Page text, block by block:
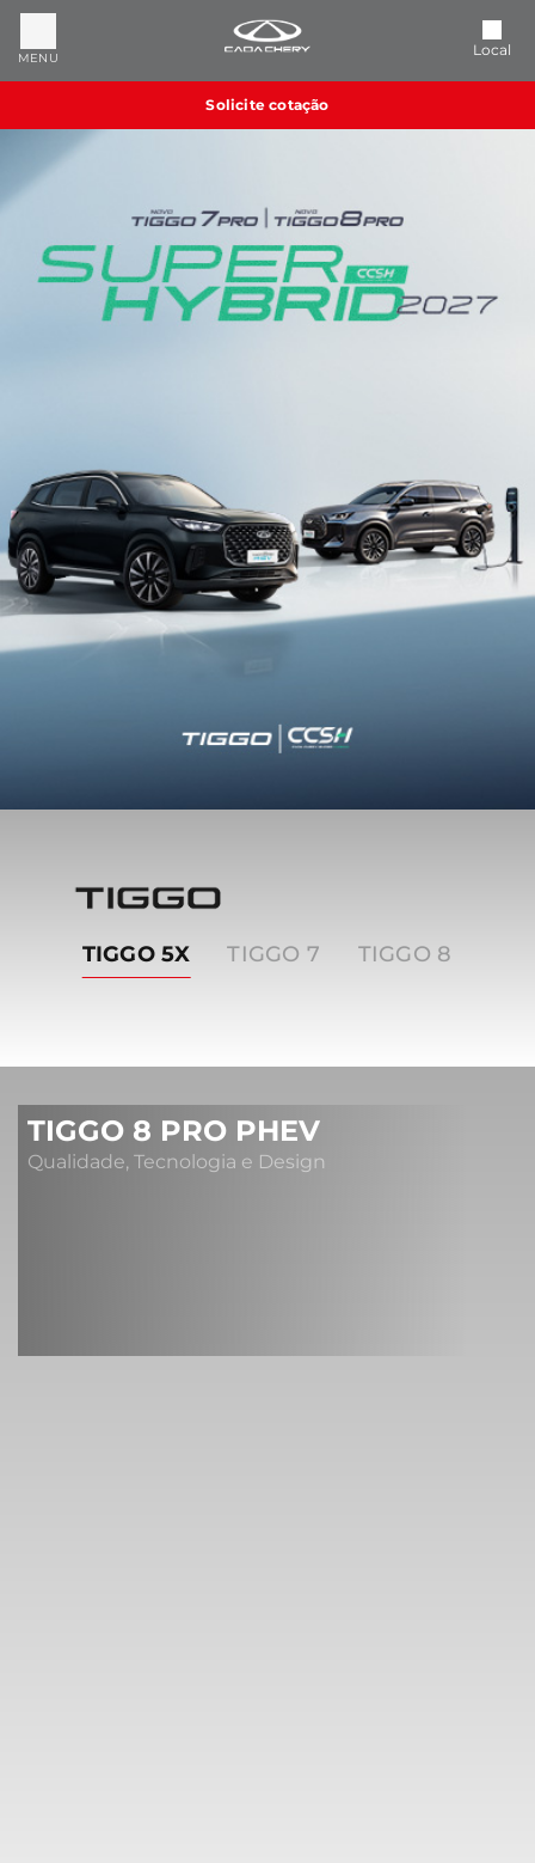
MENU Local
Solicite cotação
Tiggo
TIGGO 5X TIGGO 7 TIGGO 8
TIGGO 8 PRO PHEV
Qualidade, Tecnologia e Design